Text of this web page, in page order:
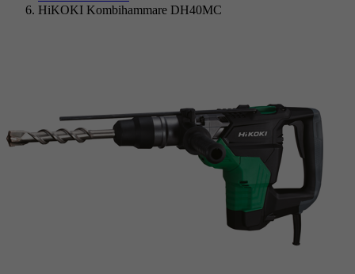
HiKOKI Kombihammare DH40MC